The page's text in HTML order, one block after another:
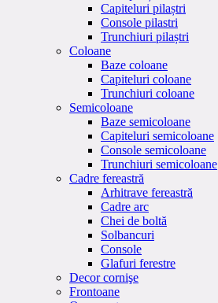
Capiteluri pilaștri
Console pilastri
Trunchiuri pilaștri
Coloane
Baze coloane
Capiteluri coloane
Trunchiuri coloane
Semicoloane
Baze semicoloane
Capiteluri semicoloane
Console semicoloane
Trunchiuri semicoloane
Cadre fereastră
Arhitrave fereastră
Cadre arc
Chei de boltă
Solbancuri
Console
Glafuri ferestre
Decor cornişe
Frontoane